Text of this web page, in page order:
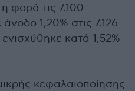
φορά τις 7.100
1,20% στις 7.126
κατά 1,52%
κεφαλαιοποίησης